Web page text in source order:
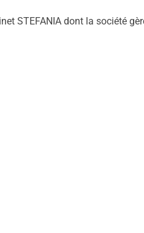
STEFANIA dont la société